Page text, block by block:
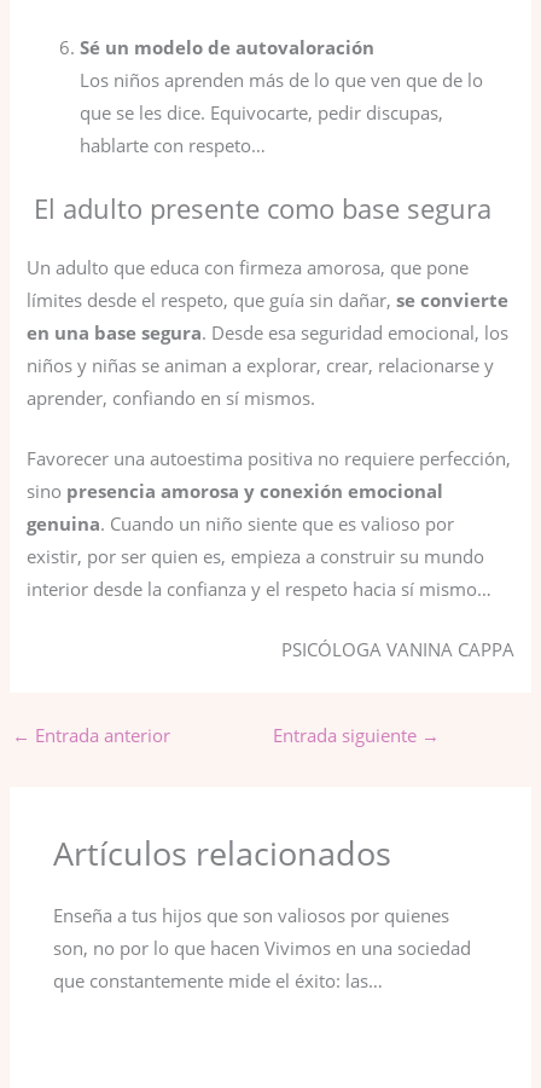
Sé un modelo de autovaloración
Los niños aprenden más de lo que ven que de lo
que se les dice. Equivocarte, pedir discupas,
hablarte con respeto…
El adulto presente como base segura
Un adulto que educa con firmeza amorosa, que pone
límites desde el respeto, que guía sin dañar,se convierte
en una base segura. Desde esa seguridad emocional, los
niños y niñas se animan a explorar, crear, relacionarse y
aprender, confiando en sí mismos.
Favorecer una autoestima positiva no requiere perfección,
sino presencia amorosa y conexión emocional
genuina. Cuando un niño siente que es valioso por
existir, por ser quien es, empieza a construir su mundo
interior desde la confianza y el respeto hacia sí mismo…
PSICÓLOGA VANINA CAPPA
← Entrada anterior Entrada siguiente →
Artículos relacionados
Enseña a tus hijos que son valiosos por quienes
son, no por lo que hacen Vivimos en una sociedad
que constantemente mide el éxito: las…